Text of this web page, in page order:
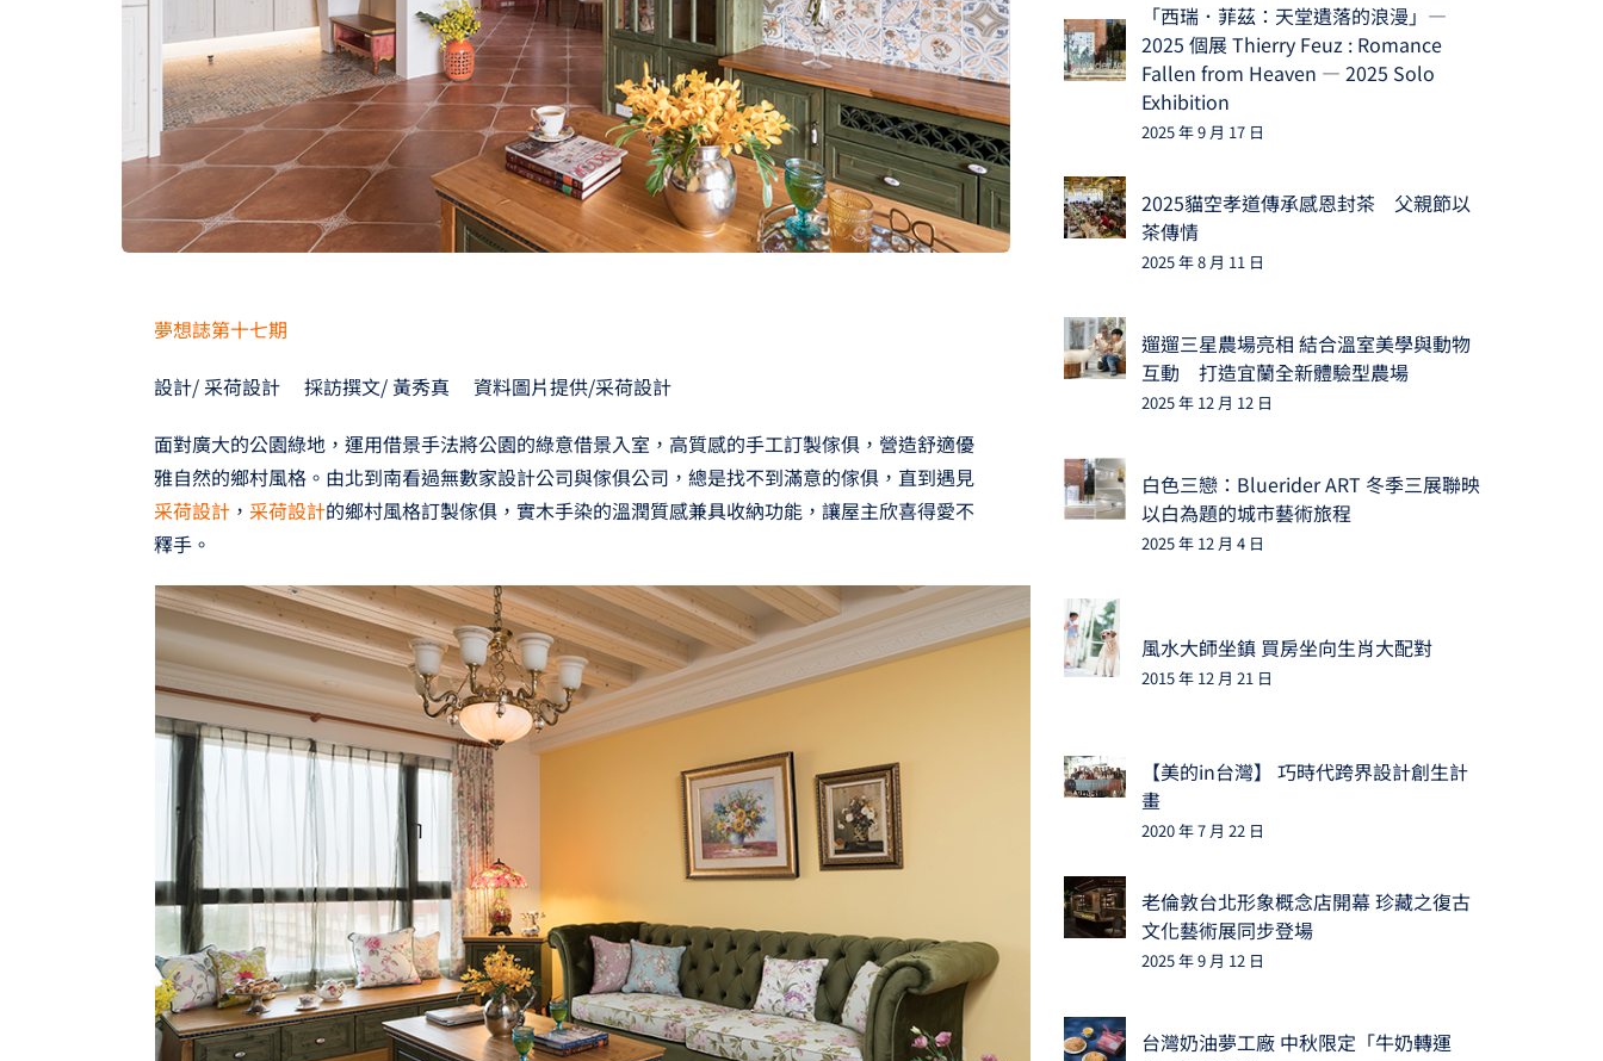
夢想誌第十七期
設計/ 采荷設計 採訪撰文/ 黃秀真 資料圖片提供/采荷設計
面對廣大的公園綠地，運用借景手法將公園的綠意借景入室，高質感的手工訂製傢俱，營造舒適優
雅自然的鄉村風格。由北到南看過無數家設計公司與傢俱公司，總是找不到滿意的傢俱，直到遇見
采荷設計， 采荷設計的鄉村風格訂製傢俱，實木手染的溫潤質感兼具收納功能，讓屋主欣喜得愛不
釋手。
「西瑞．菲茲：天堂遺落的浪漫」—
2025 個展 Thierry Feuz : Romance
Fallen from Heaven — 2025 Solo
Exhibition
2025 年 9 月 17 日
2025貓空孝道傳承感恩封茶 父親節以
茶傳情
2025 年 8 月 11 日
遛遛三星農場亮相 結合溫室美學與動物
互動 打造宜蘭全新體驗型農場
2025 年 12 月 12 日
白色三戀：Bluerider ART 冬季三展聯映
以白為題的城市藝術旅程
2025 年 12 月 4 日
風水大師坐鎮 買房坐向生肖大配對
2015 年 12 月 21 日
【美的in台灣】 巧時代跨界設計創生計
畫
2020 年 7 月 22 日
老倫敦台北形象概念店開幕 珍藏之復古
文化藝術展同步登場
2025 年 9 月 12 日
台灣奶油夢工廠 中秋限定「牛奶轉運